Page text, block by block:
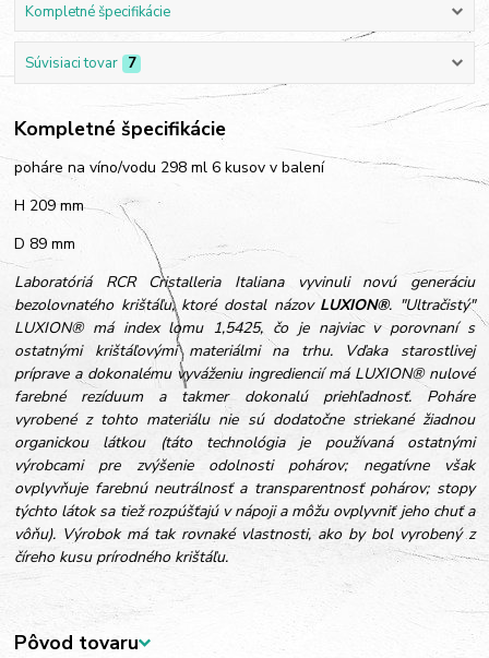
Kompletné špecifikácie
Súvisiaci tovar 7
Kompletné špecifikácie
poháre na víno/vodu 298 ml 6 kusov v balení
H 209 mm
D 89 mm
Laboratóriá RCR Cristalleria Italiana vyvinuli novú generáciu
bezolovnatého krištáľu, ktoré dostal názov LUXION®. "Ultračistý"
LUXION® má index lomu 1,5425, čo je najviac v porovnaní s
ostatnými krištáľovými materiálmi na trhu. Vďaka starostlivej
príprave a dokonalému vyváženiu ingrediencií má LUXION® nulové
farebné rezíduum a takmer dokonalú priehľadnosť. Poháre
vyrobené z tohto materiálu nie sú dodatočne striekané žiadnou
organickou látkou (táto technológia je používaná ostatnými
výrobcami pre zvýšenie odolnosti pohárov; negatívne však
ovplyvňuje farebnú neutrálnosť a transparentnosť pohárov; stopy
týchto látok sa tiež rozpúšťajú v nápoji a môžu ovplyvniť jeho chuť a
vôňu). Výrobok má tak rovnaké vlastnosti, ako by bol vyrobený z
číreho kusu prírodného krištáľu.
Pôvod tovaru